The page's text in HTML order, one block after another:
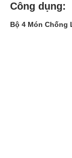
Công dụng:
Bộ 4 Món Chống